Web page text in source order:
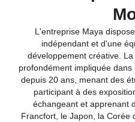
L'entreprise Maya
indépendant et d'une
développement créative.
profondément impliquée
depuis 20 ans, menant des
participant à des
échangeant et apprenant
Francfort, le Japon, la Corée